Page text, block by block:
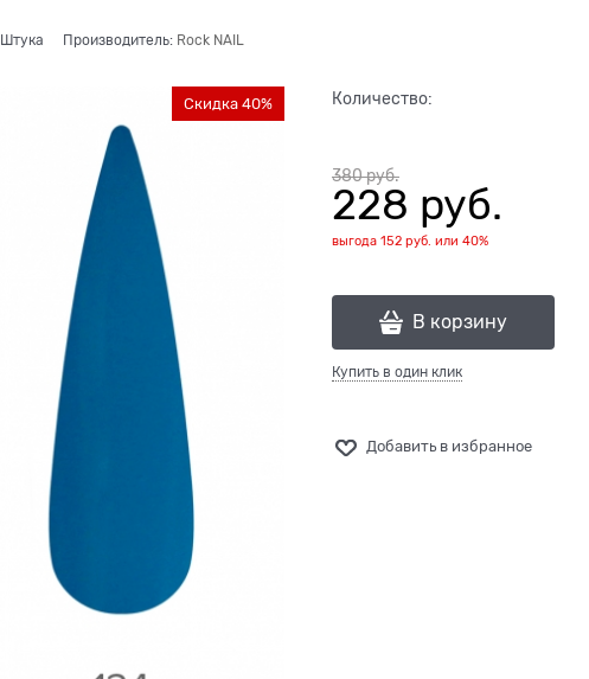
Штука Производитель: Rock NAIL
Скидка 40% Количество:
380 руб.
228 руб.
выгода 152 руб. или 40%
В корзину
Купить в один клик
Добавить в избранное